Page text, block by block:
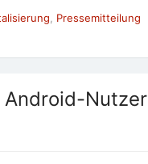
Pressemitteilung
Android-Nutzer